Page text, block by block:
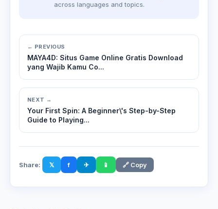
across languages and topics.
← PREVIOUS
MAYA4D: Situs Game Online Gratis Download
yang Wajib Kamu Co...
NEXT →
Your First Spin: A Beginner\'s Step-by-Step
Guide to Playing...
Share: 𝕏 f ✈ 📱 🔗 Copy